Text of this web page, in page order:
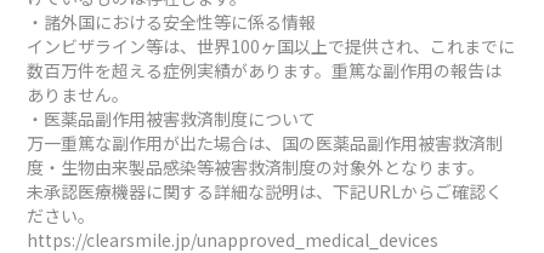
・諸外国における安全性等に係る情報
インビザライン等は、世界100ヶ国以上で提供され、これまでに
数百万件を超える症例実績があります。重篤な副作用の報告は
ありません。
・医薬品副作用被害救済制度について
万一重篤な副作用が出た場合は、国の医薬品副作用被害救済制
度・生物由来製品感染等被害救済制度の対象外となります。
未承認医療機器に関する詳細な説明は、下記URLからご確認く
ださい。
https://clearsmile.jp/unapproved_medical_devices